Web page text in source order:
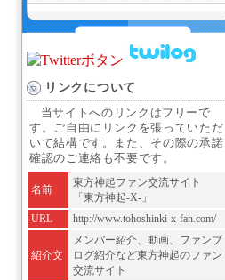
リンクについて
当サイトへのリンクはフリーで
す。ご自由にリンクを張っていただ
いて結構です。また、その際の承諾
確認のご連絡も不要です。
名前
東方神起ファン交流サイト
「東方神起-X-」
URL
http://www.tohoshinki-x-fan.com/
紹介文
メンバー紹介、動画、ファンブ
ログ紹介など東方神起のファン
交流サイト